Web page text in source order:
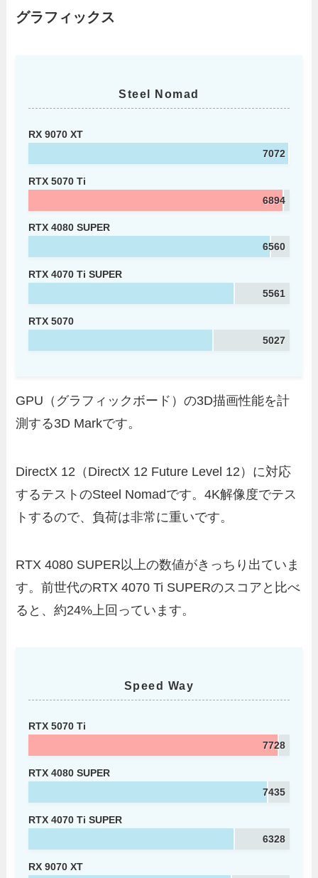
グラフィックス
Steel Nomad
RX 9070 XT
7072
RTX 5070 Ti
6894
RTX 4080 SUPER
6560
RTX 4070 Ti SUPER
5561
RTX 5070
5027
GPU（グラフィックボード）の3D描画性能を計
測する3D Markです。
DirectX 12（DirectX 12 Future Level 12）に対応
するテストのSteel Nomadです。4K解像度でテス
トするので、負荷は非常に重いです。
RTX 4080 SUPER以上の数値がきっちり出ていま
す。前世代のRTX 4070 Ti SUPERのスコアと比べ
ると、約24%上回っています。
Speed Way
RTX 5070 Ti
7728
RTX 4080 SUPER
7435
RTX 4070 Ti SUPER
6328
RX 9070 XT